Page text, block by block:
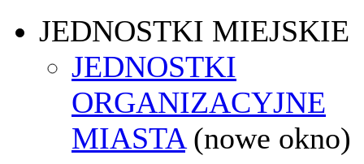
JEDNOSTKI MIEJSKIE
JEDNOSTKI
ORGANIZACYJNE
MIASTA (nowe okno)